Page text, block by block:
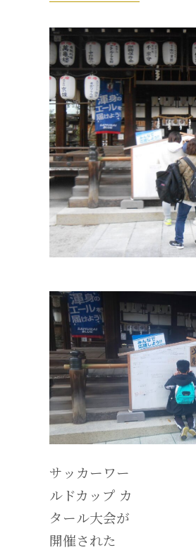
サッカーワー
ルドカップ カ
タール大会が
開催された